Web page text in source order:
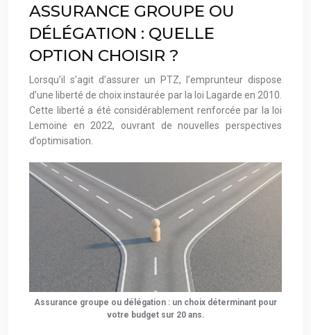
ASSURANCE GROUPE OU
DÉLÉGATION : QUELLE
OPTION CHOISIR ?
Lorsqu’il s’agit d’assurer un PTZ, l’emprunteur dispose
d’une liberté de choix instaurée par la loi Lagarde en 2010.
Cette liberté a été considérablement renforcée par la loi
Lemoine en 2022, ouvrant de nouvelles perspectives
d’optimisation.
Assurance groupe ou délégation : un choix déterminant pour
votre budget sur 20 ans.